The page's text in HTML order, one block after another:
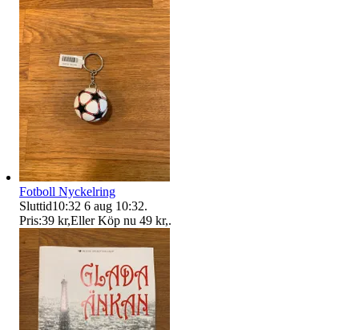
Fotboll Nyckelring
Sluttid10:32 6 aug 10:32.
Pris:39 kr,Eller Köp nu 49 kr,.